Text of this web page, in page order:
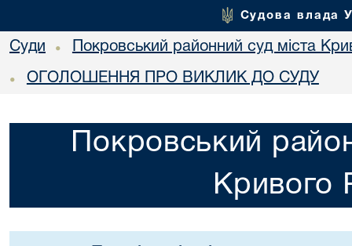
Судова влада
Суди • Покровський районний суд міста
• ОГОЛОШЕННЯ ПРО ВИКЛИК ДО СУДУ
Покровський
Кривого